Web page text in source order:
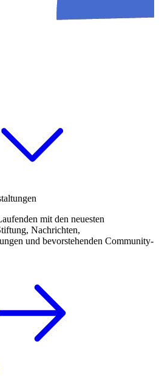
mit den neuesten
Nachrichten,
und bevorstehenden Community-